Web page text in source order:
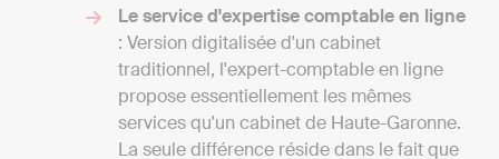
Le service d'expertise comptable en ligne
: Version digitalisée d'un cabinet
traditionnel, l'expert-comptable en ligne
propose essentiellement les mêmes
services qu'un cabinet de Haute-Garonne.
La seule différence réside dans le fait que